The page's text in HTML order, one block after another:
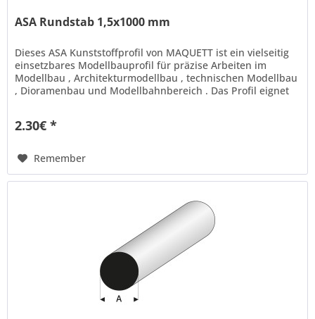
ASA Rundstab 1,5x1000 mm
Dieses ASA Kunststoffprofil von MAQUETT ist ein vielseitig
einsetzbares Modellbauprofil für präzise Arbeiten im
Modellbau , Architekturmodellbau , technischen Modellbau
, Dioramenbau und Modellbahnbereich . Das Profil eignet
2.30€ *
Remember